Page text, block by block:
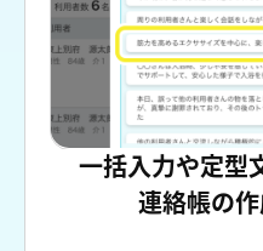
一括入力や定型
連絡帳の